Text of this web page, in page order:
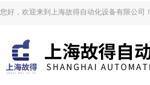
您好，欢迎来到上海故得自动化设备有限公司！